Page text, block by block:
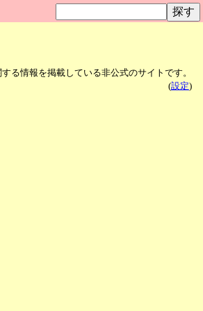
る情報を掲載している非公式のサイトです。
(設定)